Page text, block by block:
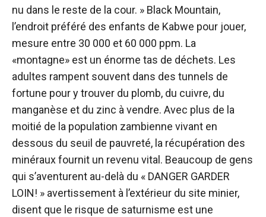
nu dans le reste de la cour. » Black Mountain,
l’endroit préféré des enfants de Kabwe pour jouer,
mesure entre 30 000 et 60 000 ppm. La
«montagne» est un énorme tas de déchets. Les
adultes rampent souvent dans des tunnels de
fortune pour y trouver du plomb, du cuivre, du
manganèse et du zinc à vendre. Avec plus de la
moitié de la population zambienne vivant en
dessous du seuil de pauvreté, la récupération des
minéraux fournit un revenu vital. Beaucoup de gens
qui s’aventurent au-delà du « DANGER GARDER
LOIN! » avertissement à l’extérieur du site minier,
disent que le risque de saturnisme est une